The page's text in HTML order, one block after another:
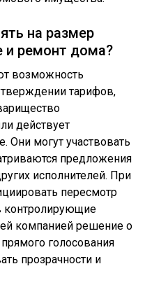
на размер
и ремонт дома?
возможность
тарифов,
действует
Они могут участвовать
предложения
исполнителей. При
пересмотр
контролирующие
компанией решение о
голосования
прозрачности и